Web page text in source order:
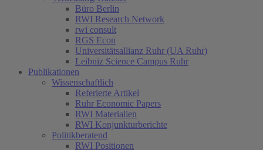
Büro Berlin
RWI Research Network
rwi consult
RGS Econ
Universitätsallianz Ruhr (UA Ruhr)
Leibniz Science Campus Ruhr
Publikationen
Wissenschaftlich
Referierte Artikel
Ruhr Economic Papers
RWI Materialien
RWI Konjunkturberichte
Politikberatend
RWI Positionen